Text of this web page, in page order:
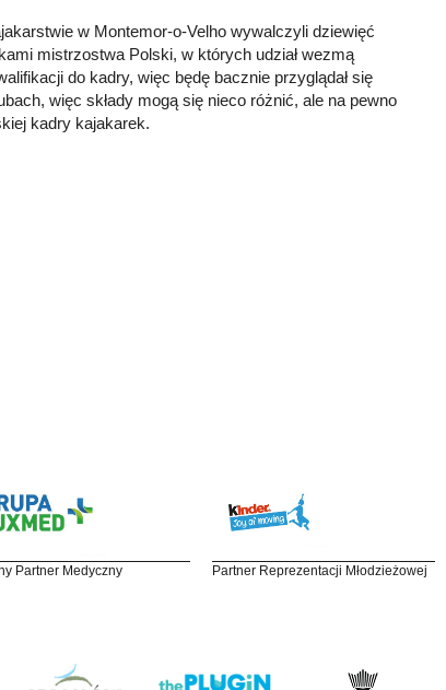
w Montemor-o-Velho wywalczyli dziewięć
mistrzostwa Polski, w których udział wezmą
do kadry, więc będę bacznie przyglądał się
więc składy mogą się nieco różnić, ale na pewno
kadry kajakarek.
Partner Medyczny Partner Reprezentacji Młodzieżowej